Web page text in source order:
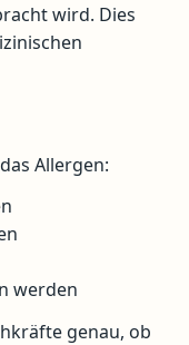
wird. Dies
Allergen:
werden
genau, ob